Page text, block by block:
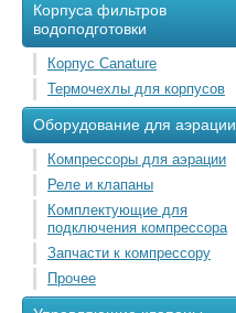
Корпуса фильтров
водоподготовки
Корпус Canature
Термочехлы для корпусов
Оборудование для аэрации
Компрессоры для аэрации
Реле и клапаны
Комплектующие для
подключения компрессора
Запчасти к компрессору
Прочее